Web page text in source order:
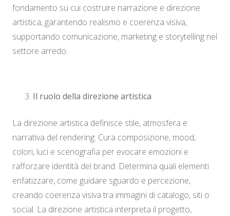
fondamento su cui costruire narrazione e direzione
artistica, garantendo realismo e coerenza visiva,
supportando comunicazione, marketing e storytelling nel
settore arredo.
Il ruolo della direzione artistica
La direzione artistica definisce stile, atmosfera e
narrativa del rendering. Cura composizione, mood,
colori, luci e scenografia per evocare emozioni e
rafforzare identità del brand. Determina quali elementi
enfatizzare, come guidare sguardo e percezione,
creando coerenza visiva tra immagini di catalogo, siti o
social. La direzione artistica interpreta il progetto,